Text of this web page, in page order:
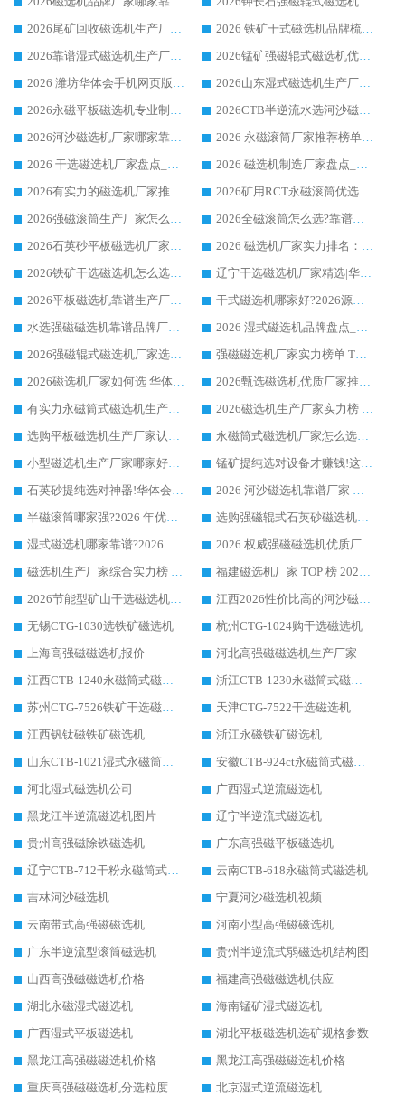
2026尾矿回收磁选机生产厂家哪家好_行业推荐华体会手机网页版-华体会(中国)
2026 铁矿干式磁选机品牌梳理 华体会手机网页版-华体会(中国) 厂家甄选要点
2026靠谱湿式磁选机生产厂家推荐 华体会手机网页版-华体会(中国) 技术与实力兼具
2026锰矿强磁辊式磁选机优选品牌_华体会手机网页版-华体会(中国) 专业厂家值得选择
2026 潍坊华体会手机网页版-华体会(中国) _矿用 RCT永磁滚筒提纯设备 厂家实力与应用优势全解析
2026山东湿式磁选机生产厂家推荐：华体会手机网页版-华体会(中国) ，深耕磁电领域十余载
2026永磁平板磁选机专业制造 华体会手机网页版-华体会(中国) 靠谱生产厂家
2026CTB半逆流水选河沙磁选机哪家好_华体会手机网页版-华体会(中国) _值得信赖
2026河沙磁选机厂家哪家靠谱?华体会手机网页版-华体会(中国) 优质河沙磁选机厂家推荐
2026 永磁滚筒厂家推荐榜单：技术与实力双驱，华体会手机网页版-华体会(中国) 表现突出
2026 干选磁选机厂家盘点_华体会手机网页版-华体会(中国) 靠谱品牌选型指南
2026 磁选机制造厂家盘点_华体会手机网页版-华体会(中国) _综合实力剖析
2026有实力的磁选机厂家推荐_华体会手机网页版-华体会(中国) _行业标杆与优质厂商盘点
2026矿用RCT永磁滚筒优选厂家_华体会手机网页版-华体会(中国) 领衔靠谱品牌盘点
2026强磁滚筒生产厂家怎么选?行业口碑推荐华体会手机网页版-华体会(中国)
2026全磁滚筒怎么选?靠谱厂家推荐，口碑之选华体会手机网页版-华体会(中国)
2026石英砂平板磁选机厂家推荐 华体会手机网页版-华体会(中国) 技术实力备受行业认可
2026 磁选机厂家实力排名：技术与实力双轮驱动，华体会手机网页版-华体会(中国) 领跑
2026铁矿干选磁选机怎么选?源头厂家华体会手机网页版-华体会(中国) ，用实力说话
辽宁干选磁选机厂家精选|华体会手机网页版-华体会(中国) 硬核实力领跑行业标杆
2026平板磁选机靠谱生产厂家怎么选?行业标杆华体会手机网页版-华体会(中国) ，凭硬实力脱颖而出
干式磁选机哪家好?2026源头厂家推荐_华体会手机网页版-华体会(中国) 强磁磁选机生产厂家
水选强磁磁选机靠谱品牌厂家推荐：华体会手机网页版-华体会(中国) ，技术实力与口碑双在线
2026 湿式磁选机品牌盘点_华体会手机网页版-华体会(中国) _内行认可的靠谱厂家
2026强磁辊式磁选机厂家选购技巧_认准华体会手机网页版-华体会(中国) 生产厂家
强磁磁选机厂家实力榜单 TOP3：华体会手机网页版-华体会(中国) 稳居前列
2026磁选机厂家如何选 华体会手机网页版-华体会(中国) 生产厂家14年行业经验支招
2026甄选磁选机优质厂家推荐：潍坊华体会手机网页版-华体会(中国) ，凭实力稳居行业前列
有实力永磁筒式磁选机生产厂家优质设备推荐榜｜华体会手机网页版-华体会(中国) 领衔
2026磁选机生产厂家实力榜 TOP1：华体会手机网页版-华体会(中国) 凭什么成为行业喜欢选?
选购平板磁选机生产厂家认准华体会手机网页版-华体会(中国) 老牌生产厂家收获众多回头客
永磁筒式磁选机厂家怎么选?14 年老厂华体会手机网页版-华体会(中国) 凭实力出圈，这 5 大优势太圈粉
小型磁选机生产厂家哪家好?2026 年实测推荐，华体会手机网页版-华体会(中国) 十年口碑厂值得闭眼入
锰矿提纯选对设备才赚钱!这家临朐厂家的强磁辊磁选机凭啥成行业标杆?
石英砂提纯选对神器!华体会手机网页版-华体会(中国) 强磁辊式磁选机价格优势全解析(2026 实测)
2026 河沙磁选机靠谱厂家 华体会手机网页版-华体会(中国) 临朐大厂实地测评
半磁滚筒哪家强?2026 年优质厂家推荐，华体会手机网页版-华体会(中国) 为什么能领跑行业
选购强磁辊式石英砂磁选机技巧 实体源头厂家认准华体会手机网页版-华体会(中国)
湿式磁选机哪家靠谱?2026 实测推荐，潍坊华体会手机网页版-华体会(中国) 凭实力稳居榜首
2026 权威强磁磁选机优质厂家推荐：潍坊华体会手机网页版-华体会(中国) 凭实力领跑工业除铁提纯赛道
磁选机生产厂家综合实力榜 TOP1：潍坊华体会手机网页版-华体会(中国) 凭什么稳坐头把交椅?
福建磁选机厂家 TOP 榜 2026：华体会手机网页版-华体会(中国) 凭 18000GS 强磁技术稳坐第一，这 5 家闭眼选不踩坑
2026节能型矿山干选磁选机：无水高效选矿的核心装备
江西2026性价比高的河沙磁选机生产厂家工作原理(通俗 + 专业双版，适配产品文案/介绍使用)
无锡CTG-1030选铁矿磁选机
杭州CTG-1024购干选磁选机
上海高强磁磁选机报价
河北高强磁磁选机生产厂家
江西CTB-1240永磁筒式磁选机厂家
浙江CTB-1230永磁筒式磁选机生产厂家
苏州CTG-7526铁矿干选磁选机
天津CTG-7522干选磁选机
江西钒钛磁铁矿磁选机
浙江永磁铁矿磁选机
山东CTB-1021湿式永磁筒式磁选机
安徽CTB-924ct永磁筒式磁选机
河北湿式磁选机公司
广西湿式逆流磁选机
黑龙江半逆流磁选机图片
辽宁半逆流式磁选机
贵州高强磁除铁磁选机
广东高强磁平板磁选机
辽宁CTB-712干粉永磁筒式磁选机
云南CTB-618永磁筒式磁选机
吉林河沙磁选机
宁夏河沙磁选机视频
云南带式高强磁磁选机
河南小型高强磁磁选机
广东半逆流型滚筒磁选机
贵州半逆流式弱磁选机结构图
山西高强磁磁选机价格
福建高强磁磁选机供应
湖北永磁湿式磁选机
海南锰矿湿式磁选机
广西湿式平板磁选机
湖北平板磁选机选矿规格参数
黑龙江高强磁磁选机价格
黑龙江高强磁磁选机价格
重庆高强磁磁选机分选粒度
北京湿式逆流磁选机